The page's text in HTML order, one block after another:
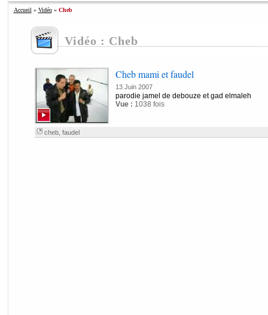
Accueil » Vidéo» Cheb
Vidéo : Cheb
Cheb mami et faudel
13 Juin 2007
parodie jamel de debouze et gad elmaleh
Vue : 1038 fois
cheb, faudel